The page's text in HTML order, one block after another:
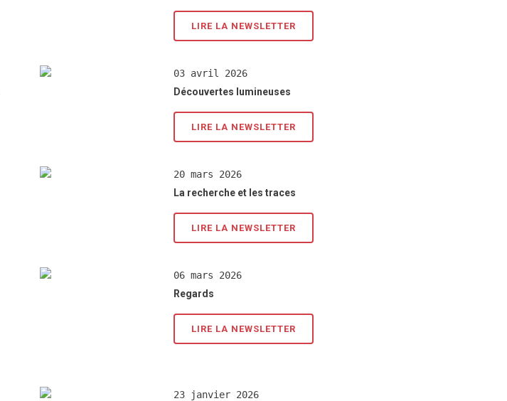
LIRE LA NEWSLETTER
03 avril 2026
Découvertes lumineuses
LIRE LA NEWSLETTER
20 mars 2026
La recherche et les traces
LIRE LA NEWSLETTER
06 mars 2026
Regards
LIRE LA NEWSLETTER
23 janvier 2026